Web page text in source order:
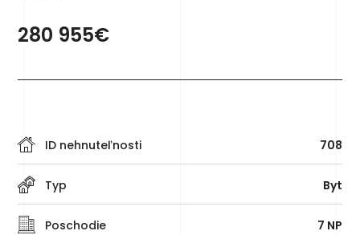
280 955€
ID nehnuteľnosti 708
Poschodie 7 NP
Typ Byt